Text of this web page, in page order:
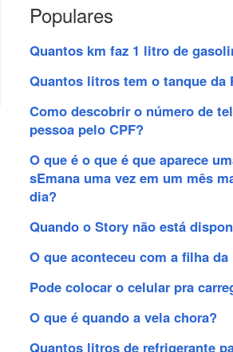
Populares
Quantos km faz 1 litro de
Quantos litros tem o tanque da
Como descobrir o número de
pessoa pelo CPF?
O que é o que é que aparece
sEmana uma vez em um mês
dia?
Quando o Story não está
O que aconteceu com a filha
Pode colocar o celular pra
O que é quando a vela chora?
Quantos litros de refrigerante